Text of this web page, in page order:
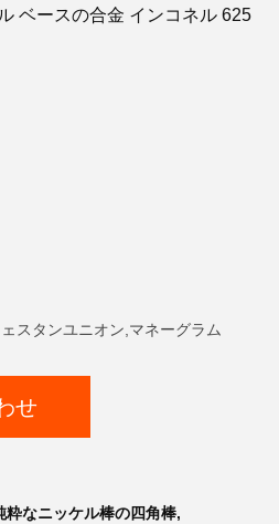
ベースの合金 インコネル 625
スタンユニオン,マネーグラム
せ
粋なニッケル棒の四角棒,